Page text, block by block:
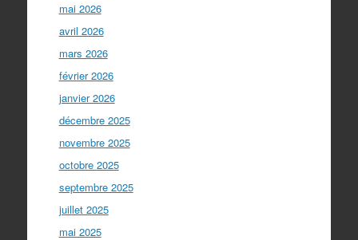
mai 2026
avril 2026
mars 2026
février 2026
janvier 2026
décembre 2025
novembre 2025
octobre 2025
septembre 2025
juillet 2025
mai 2025